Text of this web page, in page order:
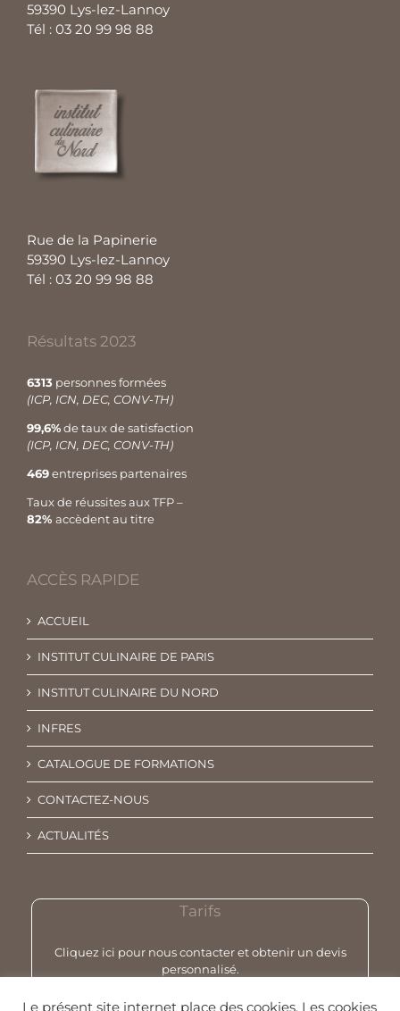
59390 Lys-lez-Lannoy
Tél : 03 20 99 98 88
Rue de la Papinerie
59390 Lys-lez-Lannoy
Tél : 03 20 99 98 88
Résultats 2023
6313 personnes formées
(ICP, ICN, DEC, CONV-TH)
99,6%de taux de satisfaction
(ICP, ICN, DEC, CONV-TH)
469entreprises partenaires
Taux de réussites aux TFP –
82% accèdent au titre
ACCÈS RAPIDE
ACCUEIL
INSTITUT CULINAIRE DE PARIS
INSTITUT CULINAIRE DU NORD
INFRES
CATALOGUE DE FORMATIONS
CONTACTEZ-NOUS
ACTUALITÉS
Tarifs
Cliquez ici pour nous contacter et obtenir un devis
personnalisé.
Le présent site internet place des cookies. Les cookies